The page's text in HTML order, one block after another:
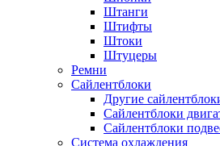
Штанги
Штифты
Штоки
Штуцеры
Ремни
Сайлентблоки
Другие
Сайлентблоки
Сайлентблоки
Система охлаждения